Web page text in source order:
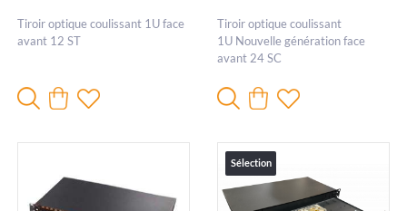
Tiroir optique coulissant 1U face
avant 12 ST
Tiroir optique coulissant
1U Nouvelle génération face
avant 24 SC
Sélection